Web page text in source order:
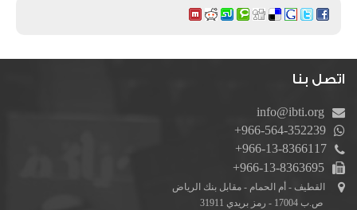
اتصل بنا
info@ibti.org
+966-564-352239
+966-13-8366117
+966-13-8363695
القطيف - أم الحمام - مقابل بنك الرياض
ص.ب 17004 - رمز بريدي 31911